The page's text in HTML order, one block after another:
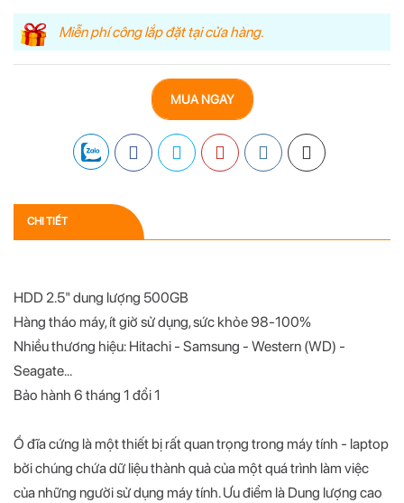
Miễn phí công lắp đặt tại cửa hàng.
MUA NGAY
CHI TIẾT
HDD 2.5" dung lượng 500GB
Hàng tháo máy, ít giờ sử dụng, sức khỏe 98-100%
Nhiều thương hiệu: Hitachi - Samsung - Western (WD) -
Seagate...
Bảo hành 6 tháng 1 đổi 1
Ổ đĩa cứng là một thiết bị rất quan trọng trong máy tính - laptop
bởi chúng chứa dữ liệu thành quả của một quá trình làm việc
của những người sử dụng máy tính. Ưu điểm là Dung lượng cao